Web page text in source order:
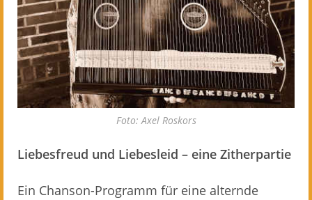
Foto: Axel Roskors
Liebesfreud und Liebesleid – eine Zitherpartie
Ein Chanson-Programm für eine alternde